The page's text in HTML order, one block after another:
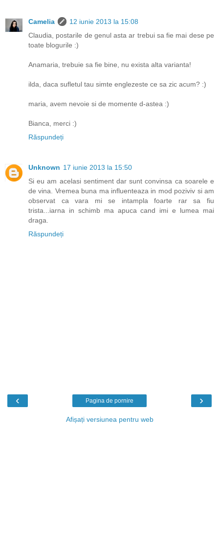
Camelia
12 iunie 2013 la 15:08
Claudia, postarile de genul asta ar trebui sa fie mai dese pe
toate blogurile :)
Anamaria, trebuie sa fie bine, nu exista alta varianta!
ilda, daca sufletul tau simte englezeste ce sa zic acum? :)
maria, avem nevoie si de momente d-astea :)
Bianca, merci :)
Răspundeți
Unknown 17 iunie 2013 la 15:50
Si eu am acelasi sentiment dar sunt convinsa ca soarele e
de vina. Vremea buna ma influenteaza in mod poziviv si am
observat ca vara mi se intampla foarte rar sa fiu
trista...iarna in schimb ma apuca cand imi e lumea mai
draga.
Răspundeți
‹ ›
Pagina de pornire
Afișați versiunea pentru web